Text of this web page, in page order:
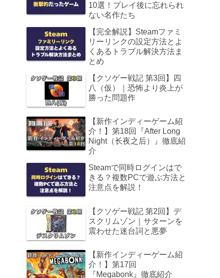
10選！プレイ後に忘れられ
ない名作たち
【完全解説】Steamファミ
リーリンクの設定方法とよ
くあるトラブル解決方法ま
とめ
【クソゲー戦記 第3回】四
八（仮）｜恐怖より炎上が
勝った問題作
【新作インディーゲーム紹
介！】第18回『After Long
Night（长夜之后）』徹底紹
介
Steamで同時ログインはで
きる？複数PCで遊ぶ方法と
注意点を解説！
【クソゲー戦記 第2回】デ
スクリムゾン｜サターンを
震わせた迷台詞と悪夢
【新作インディーゲーム紹
介！】第17回
『Megabonk』徹底紹介